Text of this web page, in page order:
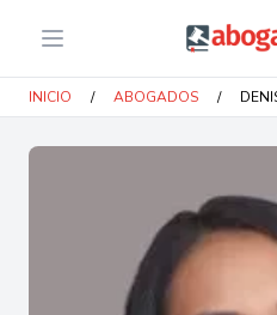
Open menu
INICIO / ABOGADOS /